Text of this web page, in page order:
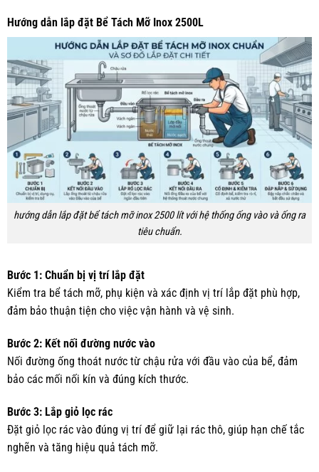
Hướng dẫn lắp đặt Bể Tách Mỡ Inox 2500L
hướng dẫn lắp đặt bể tách mỡ inox 2500 lít với hệ thống ống vào và ống ra
tiêu chuẩn.
Bước 1: Chuẩn bị vị trí lắp đặt
Kiểm tra bể tách mỡ, phụ kiện và xác định vị trí lắp đặt phù hợp,
đảm bảo thuận tiện cho việc vận hành và vệ sinh.
Bước 2: Kết nối đường nước vào
Nối đường ống thoát nước từ chậu rửa với đầu vào của bể, đảm
bảo các mối nối kín và đúng kích thước.
Bước 3: Lắp giỏ lọc rác
Đặt giỏ lọc rác vào đúng vị trí để giữ lại rác thô, giúp hạn chế tắc
nghẽn và tăng hiệu quả tách mỡ.